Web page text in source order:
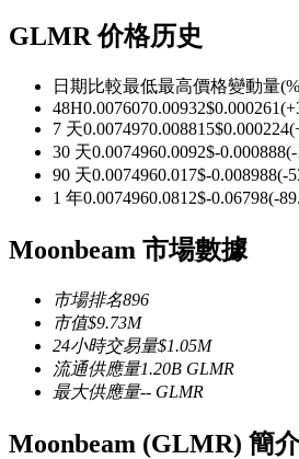
以數字貨幣為保證金的永續合約
TradFi
美股、外匯、貴金屬及大宗商品
USDC永續
GLMR 价格历史
日期比較最低最高價格變動量
48H0.0076070.00932$0.000261(+
7 天0.0074970.008815$0.000224(
30 天0.0074960.0092$-0.000888(
90 天0.0074960.017$-0.008988(-
1 年0.0074960.0812$-0.06798(-
Moonbeam 市場數據
市場排名896
市值$9.73M
24小時交易量$1.05M
流通供應量1.20B GLMR
最大供應量-- GLMR
Moonbeam (GLMR) 簡